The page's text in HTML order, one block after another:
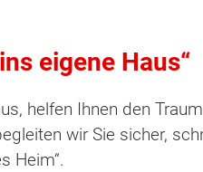
eigene Haus“
helfen Ihnen den
wir Sie sicher,
Heim“.